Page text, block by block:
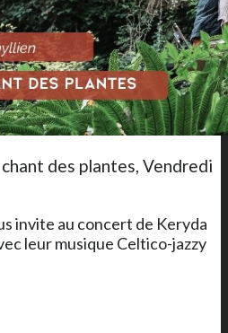
des plantes, Vendredi
invite au concert de Keryda
leur musique Celtico-jazzy